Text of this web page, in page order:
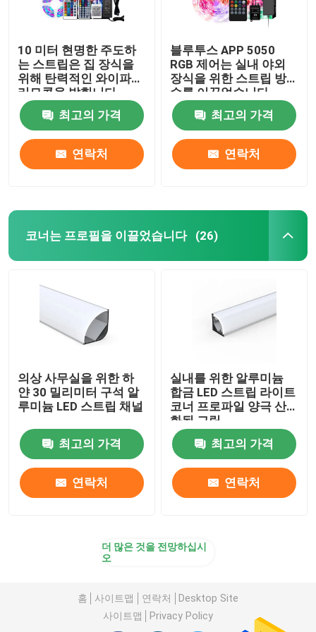
10 미터 현명한 주도하
는 스트립은 집 장식을
위해 탄력적인 와이파이
리모콘을 밝힙니다
최고의 가격
연락처
블루투스 APP 5050
RGB 제어는 실내 야외
장식을 위한 스트립 방
수를 이끌었습니다
최고의 가격
연락처
코너는 프로필을 이끌었습니다 (26)
의상 사무실을 위한 하
얀 30 밀리미터 구석 알
루미늄 LED 스트립 채널
최고의 가격
연락처
실내를 위한 알루미늄
합금 LED 스트립 라이트
코너 프로파일 양극 산
화된 그림
최고의 가격
연락처
더 많은 것을 전망하십시
오
홈 사이트맵 연락처
Desktop Site
사이트맵
Privacy Policy